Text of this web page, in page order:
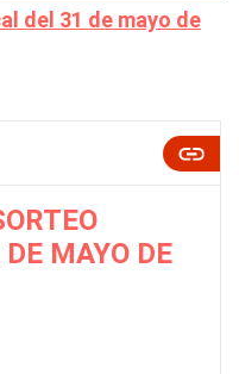
del 31 de mayo de
MAYO DE